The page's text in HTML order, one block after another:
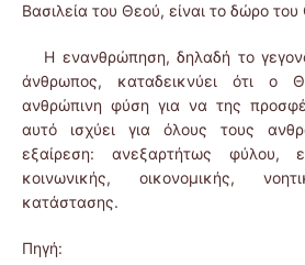
Βασιλεία του Θεού, είναι το δώρο
Η ενανθρώπηση, δηλαδή το
άνθρωπος, καταδεικνύει ότι ο
ανθρώπινη φύση για να της
αυτό ισχύει για όλους τους
εξαίρεση: ανεξαρτήτως φύλου,
κοινωνικής, οικονομικής,
κατάστασης.
Πηγή: